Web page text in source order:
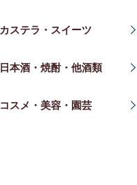
カステラ・スイーツ
日本酒・焼酎・他酒類
コスメ・美容・園芸